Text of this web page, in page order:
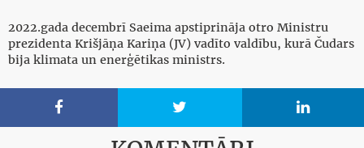
2022.gada decembrī Saeima apstiprināja otro Ministru
prezidenta Krišjāņa Kariņa (JV) vadīto valdību, kurā Čudars
bija klimata un enerģētikas ministrs.
  